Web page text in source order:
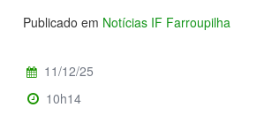
Publicado em Notícias IF Farroupilha
11/12/25
10h14